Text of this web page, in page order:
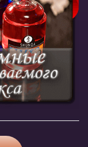
минета